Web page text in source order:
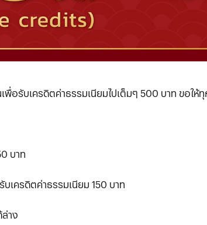
บเครดิตค่าธรรมเนียมไปเต็มๆ 500 บาท ขอให้ทุ
บาท
เครดิตค่าธรรมเนียม 150 บาท
าง